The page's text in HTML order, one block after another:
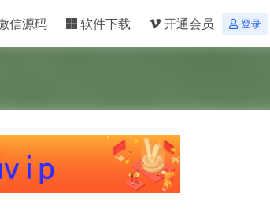
信源码 软件下载 开通会员 登录